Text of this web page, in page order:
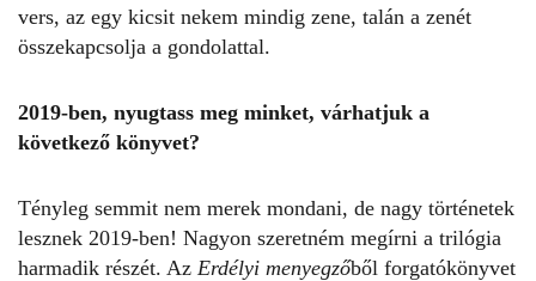
vers, az egy kicsit nekem mindig zene, talán a zenét
összekapcsolja a gondolattal.
2019-ben, nyugtass meg minket, várhatjuk a
következő könyvet?
Tényleg semmit nem merek mondani, de nagy történetek
lesznek 2019-ben! Nagyon szeretném megírni a trilógia
harmadik részét. Az Erdélyi menyegzőből forgatókönyvet